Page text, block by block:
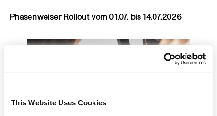
This Website Uses Cookies
Phasenweiser Rollout vom 01.07. bis 14.07.2026